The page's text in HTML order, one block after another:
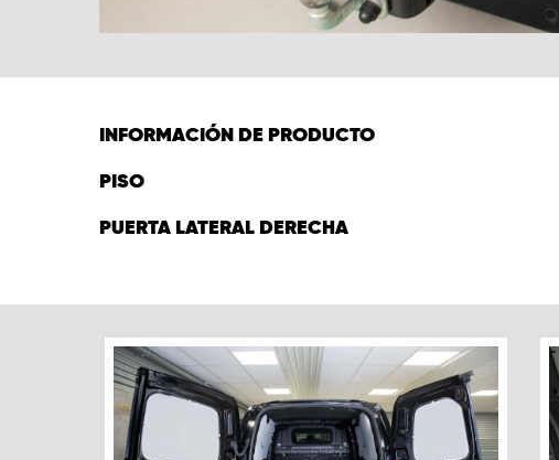
INFORMACIÓN DE PRODUCTO
PISO
PUERTA LATERAL DERECHA